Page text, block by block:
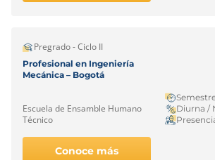
Pregrado - Ciclo II
Profesional en Ingeniería
Mecánica – Bogotá
Escuela de Ensamble Humano
Técnico
Diurna /
Conoce más